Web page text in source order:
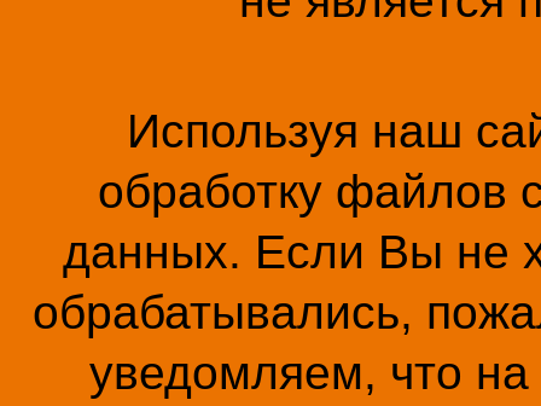
Используя наш
обработку файлов
данных. Если Вы не
обрабатывались,
уведомляем, что на